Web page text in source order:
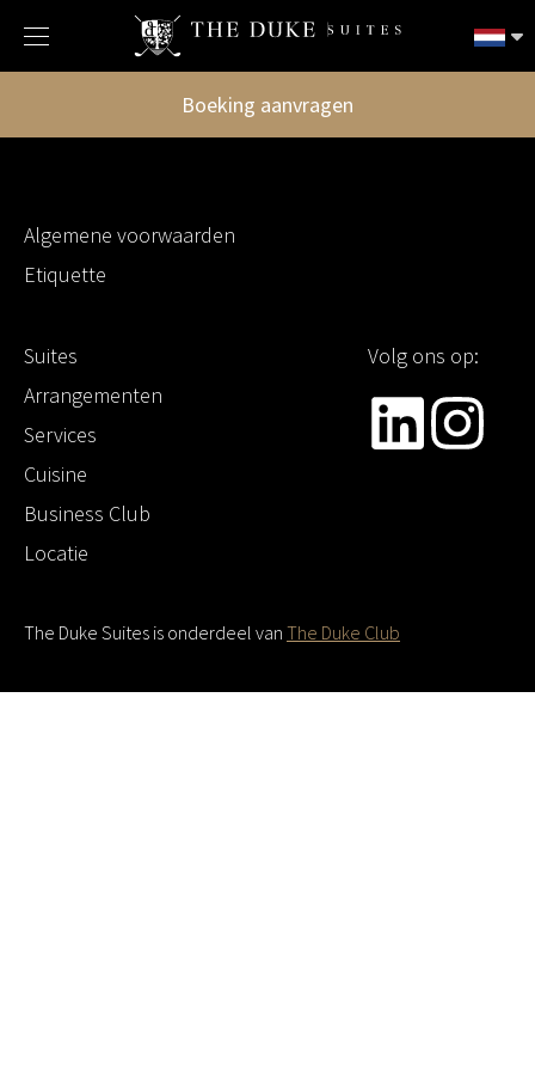
Boeking aanvragen
Algemene voorwaarden
Etiquette
Suites
Arrangementen
Services
Cuisine
Business Club
Locatie
Volg ons op:
The Duke Suites is onderdeel van The Duke Club